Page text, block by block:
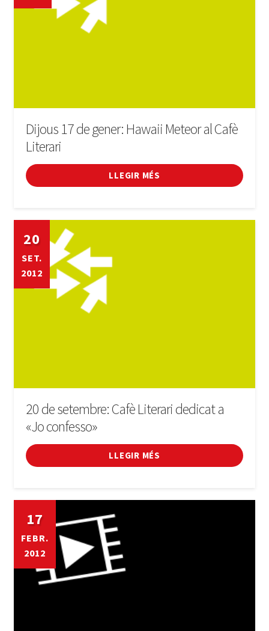
Dijous 17 de gener: Hawaii Meteor al Cafè
Literari
LLEGIR MÉS
20
SET.
2012
20 de setembre: Cafè Literari dedicat a
«Jo confesso»
LLEGIR MÉS
17
FEBR.
2012